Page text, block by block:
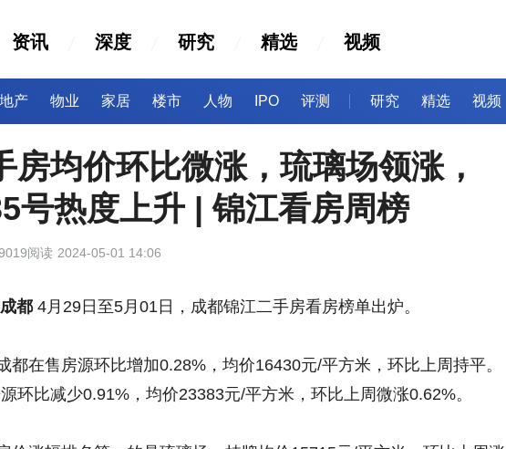
资讯 深度 研究 精选 视频
地产 物业 家居 楼市 人物 IPO 评测 研究 精选 视频
房均价环比微涨，琉璃场领涨，
号热度上升 | 锦江看房周榜
阅读 2024-05-01 14:06
都4月29日至5月01日，成都锦江二手房看房榜单出炉。
在售房源环比增加0.28%，均价16430元/平方米，环比上周持平。
环比减少0.91%，均价23383元/平方米，环比上周微涨0.62%。